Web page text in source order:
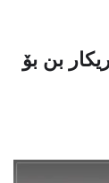
بن بۆ